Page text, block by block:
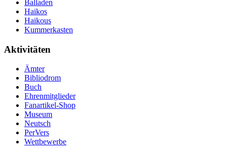
Balladen
Haikos
Haikous
Kummerkasten
Aktivitäten
Ämter
Bibliodrom
Buch
Ehrenmitglieder
Fanartikel-Shop
Museum
Neutsch
PerVers
Wettbewerbe